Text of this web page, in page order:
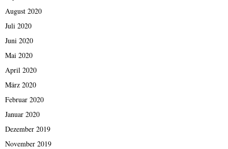
August 2020
Juli 2020
Juni 2020
Mai 2020
April 2020
März 2020
Februar 2020
Januar 2020
Dezember 2019
November 2019